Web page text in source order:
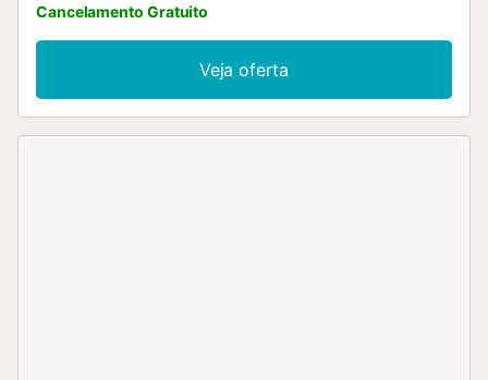
Cancelamento Gratuito
Veja oferta